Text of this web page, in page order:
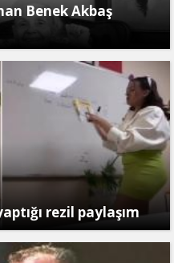
Benek Akbaş
rezil paylaşım